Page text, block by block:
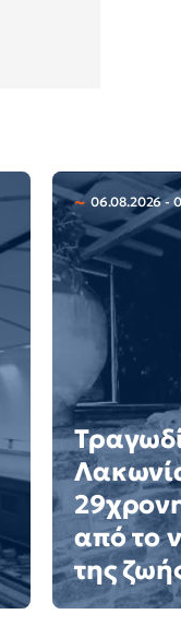
06.08.2026 -
από το
της